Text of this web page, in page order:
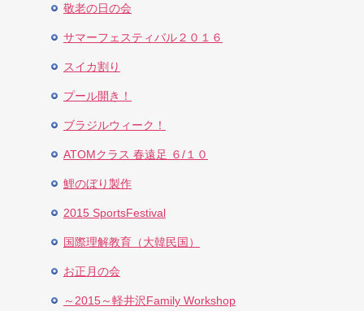
敬老の日の会
サマーフェスティバル２０１６
スイカ割り
プール開き！
ブラジルウィーク！
ATOMクラス 春遠足 ６/１０
鯉のぼり製作
2015 SportsFestival
国際理解教育（大韓民国）
お正月の会
～2015～軽井沢Family Workshop